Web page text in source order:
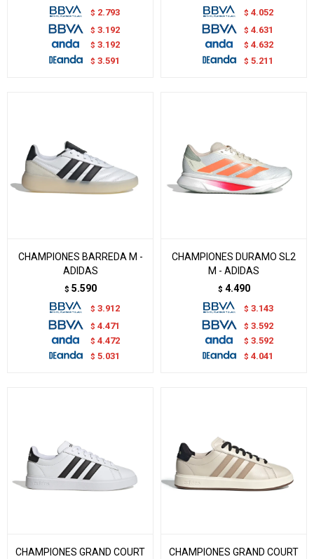
$ 2.793
$ 3.192
$ 3.192
$ 3.591
$ 4.052
$ 4.631
$ 4.632
$ 5.211
CHAMPIONES BARREDA M -
ADIDAS
$ 5.590
$ 3.912
$ 4.471
$ 4.472
$ 5.031
CHAMPIONES DURAMO SL2
M - ADIDAS
$ 4.490
$ 3.143
$ 3.592
$ 3.592
$ 4.041
CHAMPIONES GRAND COURT
CHAMPIONES GRAND COURT